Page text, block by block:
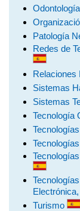
Patología
Redes de
Relaciones
Sistemas
Sistemas
Tecnología
Turismo